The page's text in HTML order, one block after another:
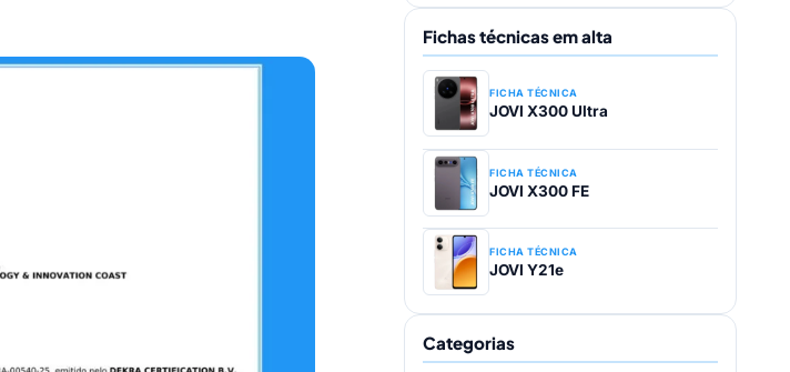
Fichas técnicas em alta
FICHA TÉCNICA
JOVI X300 Ultra
FICHA TÉCNICA
JOVI X300 FE
FICHA TÉCNICA
JOVI Y21e
Categorias